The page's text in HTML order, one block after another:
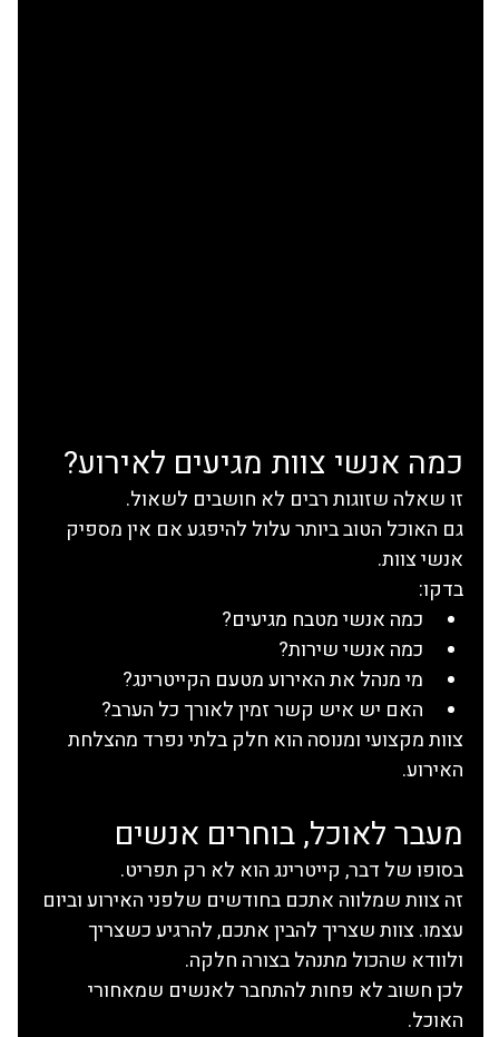
כמה אנשי צוות מגיעים לאירוע?
זו שאלה שזוגות רבים לא חושבים לשאול.
גם האוכל הטוב ביותר עלול להיפגע אם אין מספיק
אנשי צוות.
בדקו:
כמה אנשי מטבח מגיעים?
כמה אנשי שירות?
מי מנהל את האירוע מטעם הקייטרינג?
האם יש איש קשר זמין לאורך כל הערב?
צוות מקצועי ומנוסה הוא חלק בלתי נפרד מהצלחת
האירוע.
מעבר לאוכל, בוחרים אנשים
בסופו של דבר, קייטרינג הוא לא רק תפריט.
זה צוות שמלווה אתכם בחודשים שלפני האירוע וביום
עצמו. צוות שצריך להבין אתכם, להרגיע כשצריך
ולוודא שהכול מתנהל בצורה חלקה.
לכן חשוב לא פחות להתחבר לאנשים שמאחורי
האוכל.